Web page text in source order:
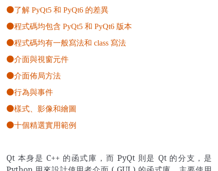
●了解 PyQt5 和 PyQt6 的差異
●程式碼均包含 PyQt5 和 PyQt6 版本
●程式碼均有一般寫法和 class 寫法
●介面與視窗元件
●介面佈局方法
●行為與事件
●樣式、影像和繪圖
●十個精選實用範例
Qt 本身是 C++ 的函式庫，而 PyQt 則是 Qt 的分支，是